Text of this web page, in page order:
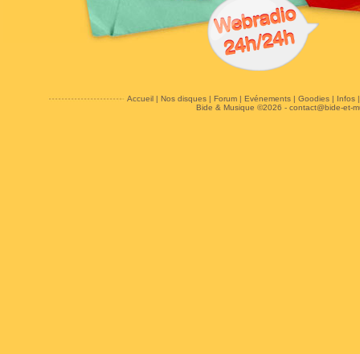
Accueil| Nos disques| Forum| Evénements| Goodies| Infos
Bide & Musique ©2026 - contact@bide-et-